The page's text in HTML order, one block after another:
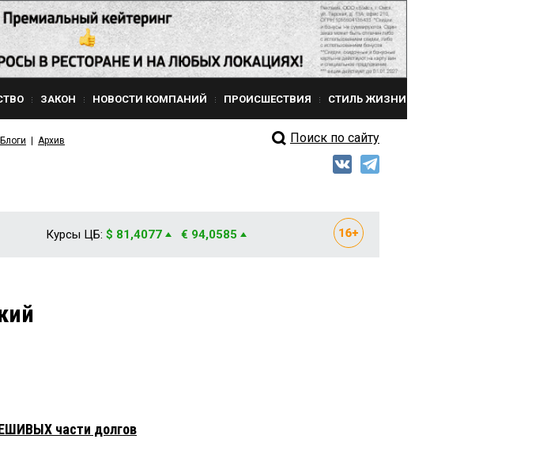
ЗАКОН НОВОСТИ КОМПАНИЙ ПРОИСШЕСТВИЯ СТИЛЬ ЖИЗНИ
Блоги Архив Поиск по сайту
Курсы ЦБ: $ 81,4077 € 94,0585
части долгов